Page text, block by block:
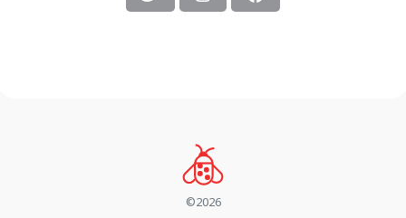
©2026